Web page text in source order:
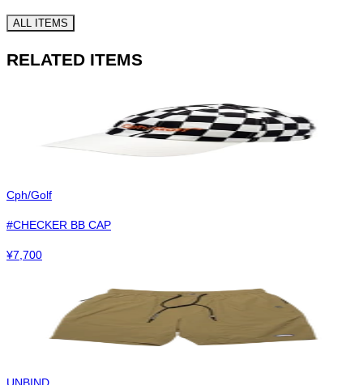
ALL ITEMS
RELATED ITEMS
Cph/Golf
#CHECKER BB CAP
¥7,700
UNBIND